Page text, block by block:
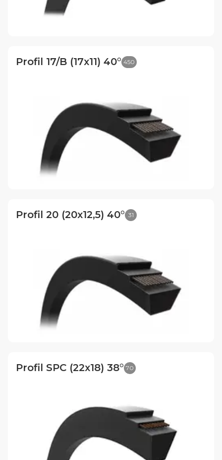
Profil 17/B (17x11) 40° 450
Profil 20 (20x12,5) 40° 31
Profil SPC (22x18) 38° 70